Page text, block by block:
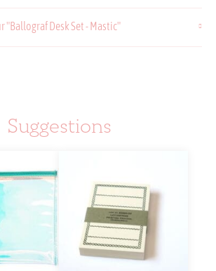
"Ballograf Desk Set - Mastic"
Suggestions